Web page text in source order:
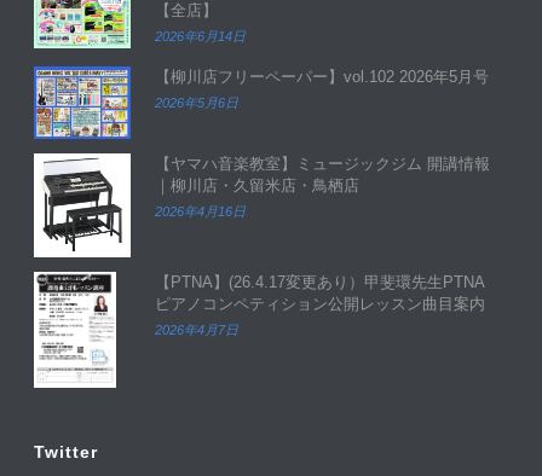
【全店】
2026年6月14日
【柳川店フリーペーパー】vol.102 2026年5月号
2026年5月6日
【ヤマハ音楽教室】ミュージックジム 開講情報
｜柳川店・久留米店・鳥栖店
2026年4月16日
【PTNA】(26.4.17変更あり）甲斐環先生PTNA
ピアノコンペティション公開レッスン曲目案内
2026年4月7日
Twitter